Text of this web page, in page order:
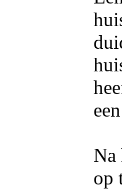
Na
op